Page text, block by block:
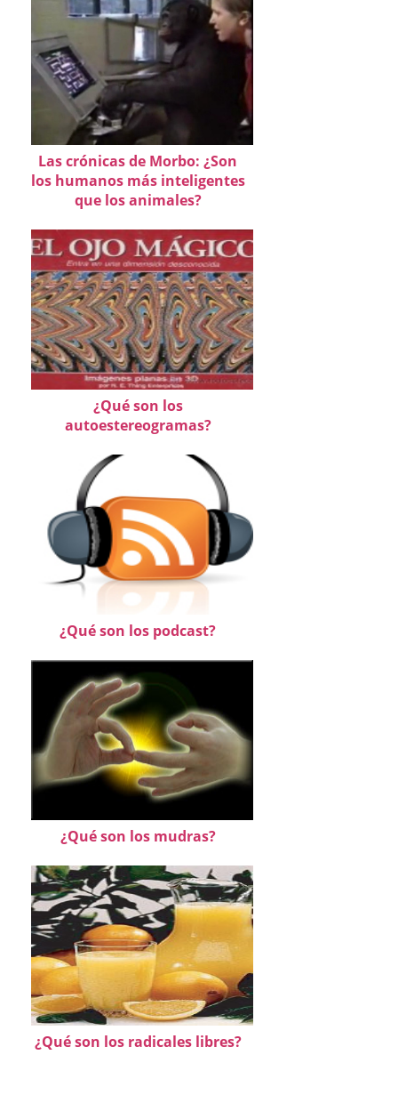
Las crónicas de Morbo: ¿Son
los humanos más inteligentes
que los animales?
¿Qué son los
autoestereogramas?
¿Qué son los podcast?
¿Qué son los mudras?
¿Qué son los radicales libres?